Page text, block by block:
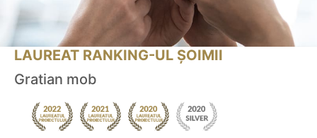
LAUREAT RANKING-UL ȘOIMII
Gratian mob